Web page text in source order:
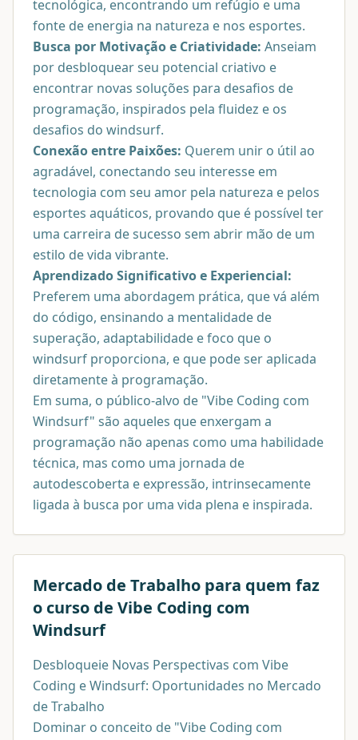
tecnológica, encontrando um refúgio e uma
fonte de energia na natureza e nos esportes.
Busca por Motivação e Criatividade: Anseiam
por desbloquear seu potencial criativo e
encontrar novas soluções para desafios de
programação, inspirados pela fluidez e os
desafios do windsurf.
Conexão entre Paixões: Querem unir o útil ao
agradável, conectando seu interesse em
tecnologia com seu amor pela natureza e pelos
esportes aquáticos, provando que é possível ter
uma carreira de sucesso sem abrir mão de um
estilo de vida vibrante.
Aprendizado Significativo e Experiencial:
Preferem uma abordagem prática, que vá além
do código, ensinando a mentalidade de
superação, adaptabilidade e foco que o
windsurf proporciona, e que pode ser aplicada
diretamente à programação.
Em suma, o público-alvo de "Vibe Coding com
Windsurf" são aqueles que enxergam a
programação não apenas como uma habilidade
técnica, mas como uma jornada de
autodescoberta e expressão, intrinsecamente
ligada à busca por uma vida plena e inspirada.
Mercado de Trabalho para quem faz
o curso de Vibe Coding com
Windsurf
Desbloqueie Novas Perspectivas com Vibe
Coding e Windsurf: Oportunidades no Mercado
de Trabalho
Dominar o conceito de "Vibe Coding com